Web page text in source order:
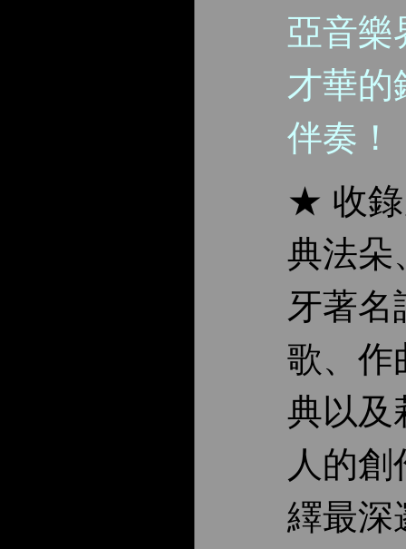
亞音樂
才華的
伴奏！
★ 收
典法朵
牙著名
歌、作
典以及
人的創
繹最深